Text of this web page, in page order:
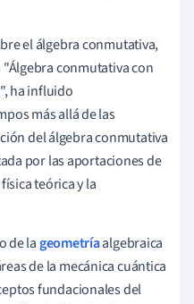
el álgebra conmutativa,
conmutativa con
ha influido
más allá de las
del álgebra conmutativa
por las aportaciones de
teórica y la
de la geometríaalgebraica
de la mecánica cuántica
fundacionales del